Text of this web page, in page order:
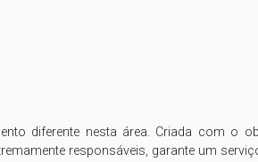
diferente nesta área. Criada com o
responsáveis, garante um